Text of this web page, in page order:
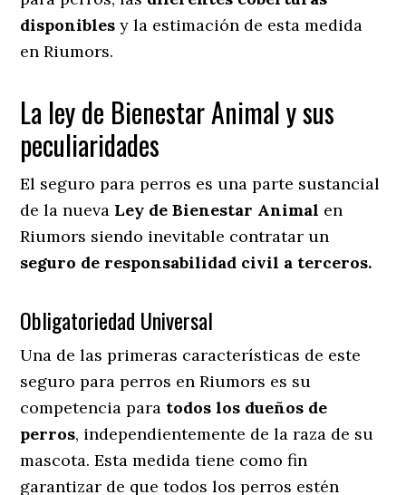
disponibles y la estimación de esta medida
en Riumors.
La ley de Bienestar Animal y sus
peculiaridades
El seguro para perros es una parte sustancial
de la nueva Ley de Bienestar Animal en
Riumors siendo inevitable contratar un
seguro de responsabilidad civil a terceros.
Obligatoriedad Universal
Una de las primeras características de este
seguro para perros en Riumors es su
competencia para todos los dueños de
perros, independientemente de la raza de su
mascota. Esta medida tiene como fin
garantizar de que todos los perros estén